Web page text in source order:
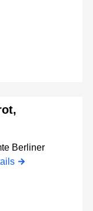
Berliner